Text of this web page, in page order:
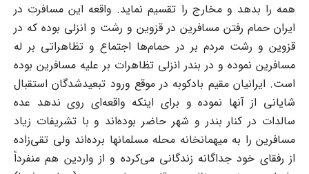
همه را بدهد و مخارج را تقسیم نماید.‌ واقعه این مسافرت در
ایران حمام رفتن مسافرین در قزوین و رشت و انزلی بوده که در
قزوین و رشت ‌مردم بر در حمام‌ها اجتماع و تظاهراتی بر له
مسافرین نموده و در بندر انزلی تظاهرات بر علیه مسافرین ‌بوده
است.‌ ایرانیان مقیم بادکوبه در موقع ورود تبعیدشدگان استقبال
شایانی از آنها نموده و برای اینکه واقعه‌ای روی ‌ندهد عده
سالدات در کنار بندر و شهر حاضر بوده‌اند و با تشریفات زیاد
مسافرین را به میهمانخانه محله ‌مسلمانها برده‌اند ولی تقی‌زاده
از رفقای خود جداگانه زندگانی می‌کرده و از واردین هم منفرداً